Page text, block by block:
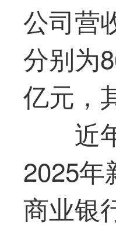
公司营
分别为
亿元，
近
2025年
商业银